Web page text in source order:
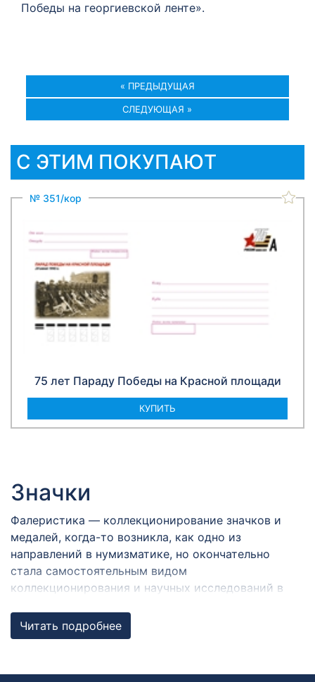
Победы на георгиевской ленте».
« ПРЕДЫДУЩАЯ
СЛЕДУЮЩАЯ »
С ЭТИМ ПОКУПАЮТ
№ 351/кор
75 лет Параду Победы на Красной площади
КУПИТЬ
Значки
Фалеристика — коллекционирование значков и
медалей, когда-то возникла, как одно из
направлений в нумизматике, но окончательно
стала самостоятельным видом
коллекционирования и научных исследований в
Термин «фалеристика» произошёл от латинского
Читать подробнее